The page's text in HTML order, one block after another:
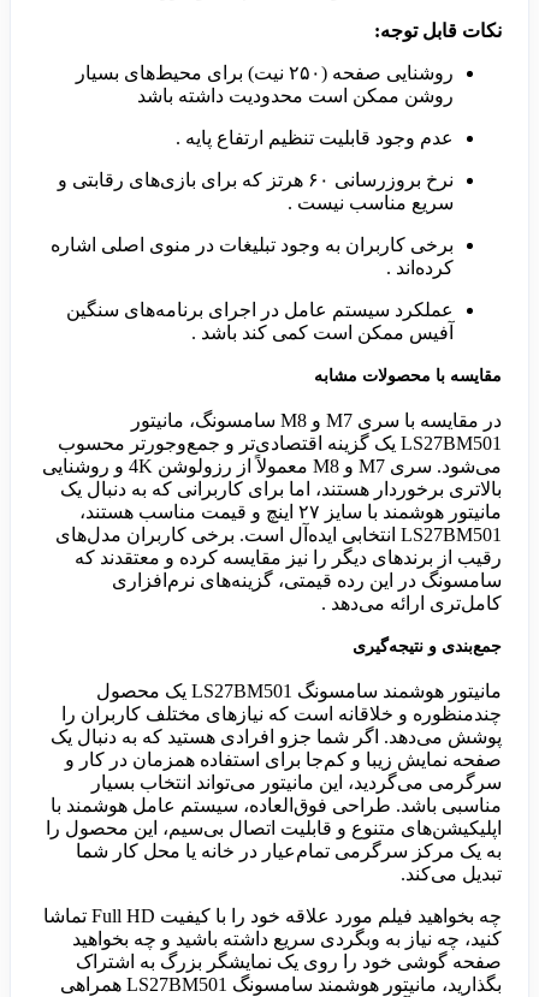
نکات قابل توجه:
روشنایی صفحه (۲۵۰ نیت) برای محیط‌های بسیار
روشن ممکن است محدودیت داشته باشد
عدم وجود قابلیت تنظیم ارتفاع پایه .
نرخ بروزرسانی ۶۰ هرتز که برای بازی‌های رقابتی و
سریع مناسب نیست .
برخی کاربران به وجود تبلیغات در منوی اصلی اشاره
کرده‌اند .
عملکرد سیستم عامل در اجرای برنامه‌های سنگین
آفیس ممکن است کمی کند باشد .
مقایسه با محصولات مشابه
در مقایسه با سری M7 و M8 سامسونگ، مانیتور
LS27BM501 یک گزینه اقتصادی‌تر و جمع‌وجورتر محسوب
می‌شود. سری M7 و M8 معمولاً از رزولوشن 4K و روشنایی
بالاتری برخوردار هستند، اما برای کاربرانی که به دنبال یک
مانیتور هوشمند با سایز ۲۷ اینچ و قیمت مناسب هستند،
LS27BM501 انتخابی ایده‌آل است. برخی کاربران مدل‌های
رقیب از برندهای دیگر را نیز مقایسه کرده و معتقدند که
سامسونگ در این رده قیمتی، گزینه‌های نرم‌افزاری
کامل‌تری ارائه می‌دهد .
جمع‌بندی و نتیجه‌گیری
مانیتور هوشمند سامسونگ LS27BM501 یک محصول
چندمنظوره و خلاقانه است که نیازهای مختلف کاربران را
پوشش می‌دهد. اگر شما جزو افرادی هستید که به دنبال یک
صفحه نمایش زیبا و کم‌جا برای استفاده همزمان در کار و
سرگرمی می‌گردید، این مانیتور می‌تواند انتخاب بسیار
مناسبی باشد. طراحی فوق‌العاده، سیستم عامل هوشمند با
اپلیکیشن‌های متنوع و قابلیت اتصال بی‌سیم، این محصول را
به یک مرکز سرگرمی تمام‌عیار در خانه یا محل کار شما
تبدیل می‌کند.
چه بخواهید فیلم مورد علاقه خود را با کیفیت Full HD تماشا
کنید، چه نیاز به وبگردی سریع داشته باشید و چه بخواهید
صفحه گوشی خود را روی یک نمایشگر بزرگ به اشتراک
بگذارید، مانیتور هوشمند سامسونگ LS27BM501 همراهی